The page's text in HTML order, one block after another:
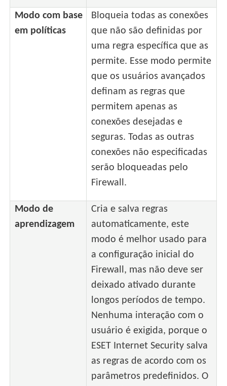
Modo com base
em políticas
Bloqueia todas as conexões
que não são definidas por
uma regra específica que as
permite. Esse modo permite
que os usuários avançados
definam as regras que
permitem apenas as
conexões desejadas e
seguras. Todas as outras
conexões não especificadas
serão bloqueadas pelo
Firewall.
Modo de
aprendizagem
Cria e salva regras
automaticamente, este
modo é melhor usado para
a configuração inicial do
Firewall, mas não deve ser
deixado ativado durante
longos períodos de tempo.
Nenhuma interação com o
usuário é exigida, porque o
ESET Internet Security salva
as regras de acordo com os
parâmetros predefinidos. O